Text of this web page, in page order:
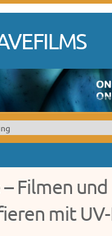
Filmen und
mit